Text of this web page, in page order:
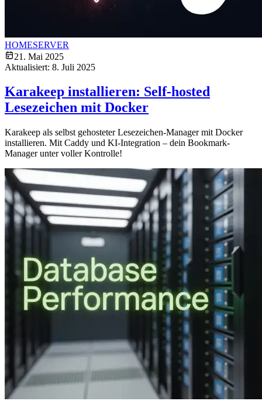
HOMESERVER
21. Mai 2025
Aktualisiert: 8. Juli 2025
Karakeep installieren: Self-hosted
Lesezeichen mit Docker
Karakeep als selbst gehosteter Lesezeichen-Manager mit Docker
installieren. Mit Caddy und KI-Integration – dein Bookmark-
Manager unter voller Kontrolle!